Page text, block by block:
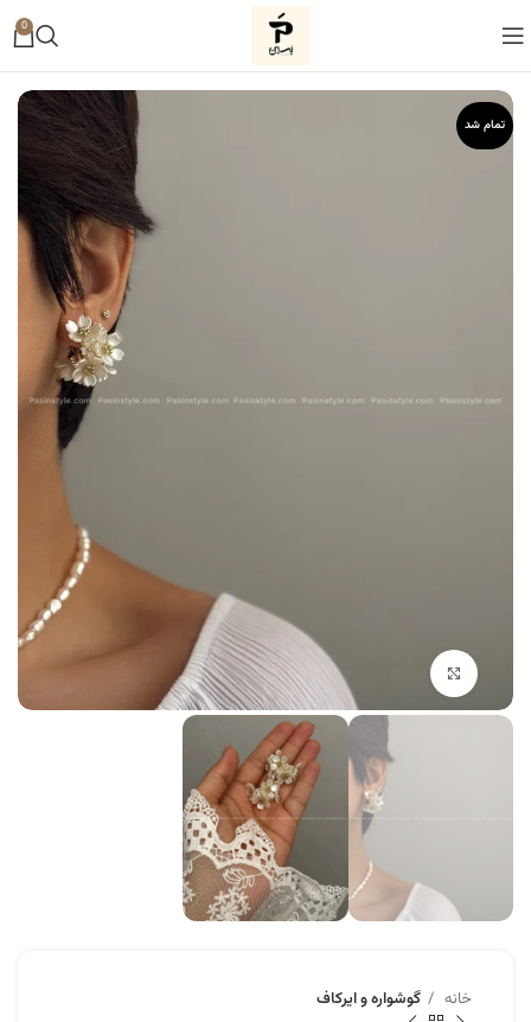
0
تمام شد
برای بزرگنمایی کلیک کنید
خانه گوشواره و ایرکاف